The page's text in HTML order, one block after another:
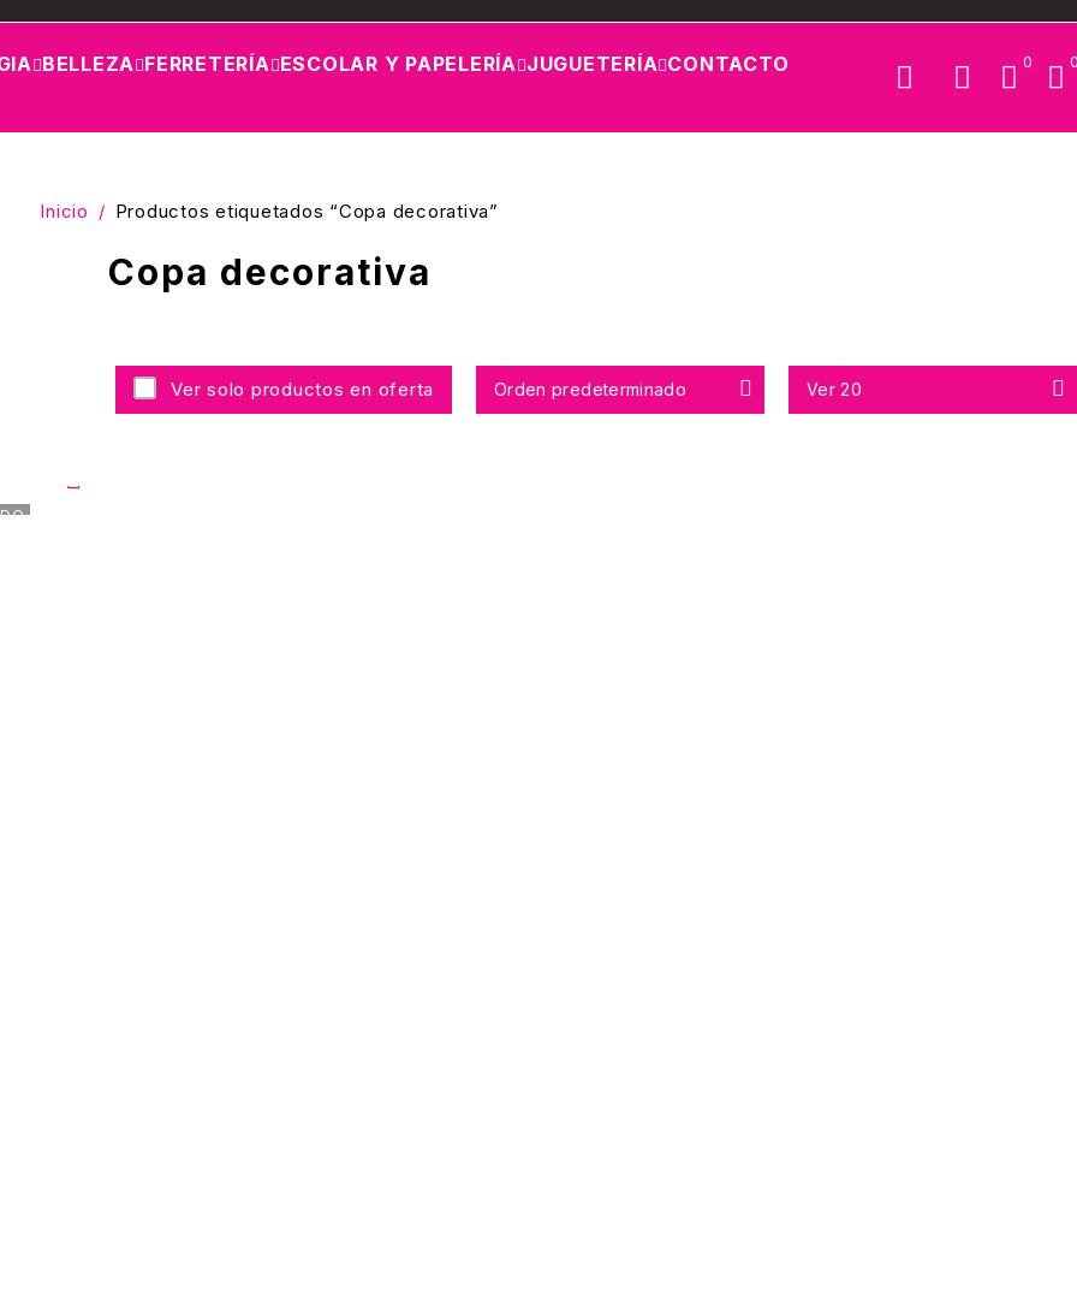
BELLEZA FERRETERÍA ESCOLAR Y PAPELERÍA JUGUETERÍA CONTACTO
0
Copa decorativa
Inicio / Productos etiquetados “Copa decorativa”
Ver solo productos en oferta Orden predeterminado Ver 20